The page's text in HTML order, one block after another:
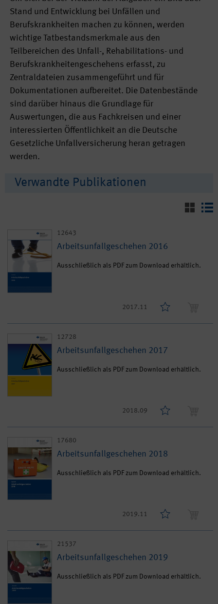
Stand und Entwicklung bei Unfällen und
Berufskrankheiten machen zu können, werden
wichtige Tatbestandsmerkmale aus den
Teilbereichen des Unfall-, Rehabilitations- und
Berufskrankheitengeschehens erfasst, zu
Zentraldateien zusammengeführt und für
Dokumentationen aufbereitet. Die Datenbestände
sind darüber hinaus die Grundlage für
Auswertungen, die aus Fachkreisen und einer
interessierten Öffentlichkeit an die Deutsche
Gesetzliche Unfallversicherung heran getragen
werden.
Verwandte Publikationen
12643
Arbeitsunfallgeschehen 2016
Ausschließlich als PDF zum Download erhältlich.
2017.11
12728
Arbeitsunfallgeschehen 2017
Ausschließlich als PDF zum Download erhältlich.
2018.09
17680
Arbeitsunfallgeschehen 2018
Ausschließlich als PDF zum Download erhältlich.
2019.11
21537
Arbeitsunfallgeschehen 2019
Ausschließlich als PDF zum Download erhältlich.